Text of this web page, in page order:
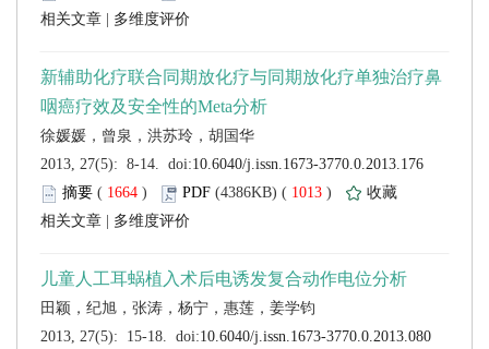
( ) 1013 )